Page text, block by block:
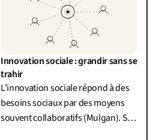
Innovation sociale : grandir sans se
trahir
L'innovation sociale répond à des
besoins sociaux par des moyens
souvent collaboratifs (Mulgan). Sa